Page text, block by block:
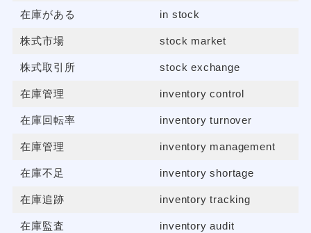
在庫がある in stock
株式市場 stock market
株式取引所 stock exchange
在庫管理 inventory control
在庫回転率 inventory turnover
在庫管理 inventory management
在庫不足 inventory shortage
在庫追跡 inventory tracking
在庫監査 inventory audit